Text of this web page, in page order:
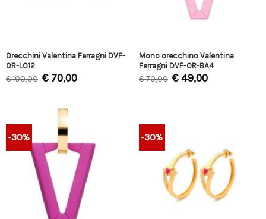
Orecchini Valentina Ferragni DVF-
OR-LO12
€100,00 €70,00
Mono orecchino Valentina
Ferragni DVF-OR-BA4
€70,00 €49,00
-30% -30%